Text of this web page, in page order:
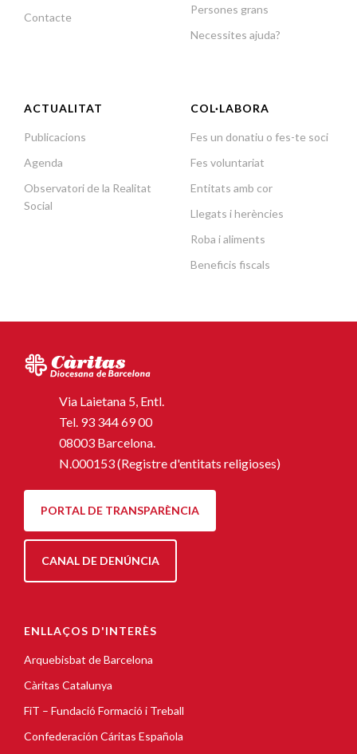
Contacte
Persones grans
Necessites ajuda?
ACTUALITAT
Publicacions
Agenda
Observatori de la Realitat
Social
COL·LABORA
Fes un donatiu o fes-te soci
Fes voluntariat
Entitats amb cor
Llegats i herències
Roba i aliments
Beneficis fiscals
Via Laietana 5, Entl.
Tel. 93 344 69 00
08003 Barcelona.
N.000153 (Registre d'entitats religioses)
PORTAL DE TRANSPARÈNCIA
CANAL DE DENÚNCIA
ENLLAÇOS D'INTERÈS
Arquebisbat de Barcelona
Càritas Catalunya
FiT – Fundació Formació i Treball
Confederación Cáritas Española